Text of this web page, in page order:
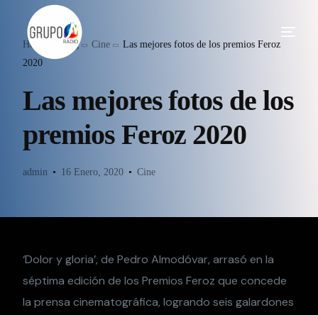
Home Blog Cine
Las mejores fotos de los premios Feroz
2020
Las mejores fotos de los
premios Feroz 2020
admin 16 Enero, 2020 Cine
‘Dolor y gloria’, de Pedro Almodóvar, arrasó en la
séptima edición de los Premios Feroz que concede
la prensa cinematográfica, logrando seis galardones